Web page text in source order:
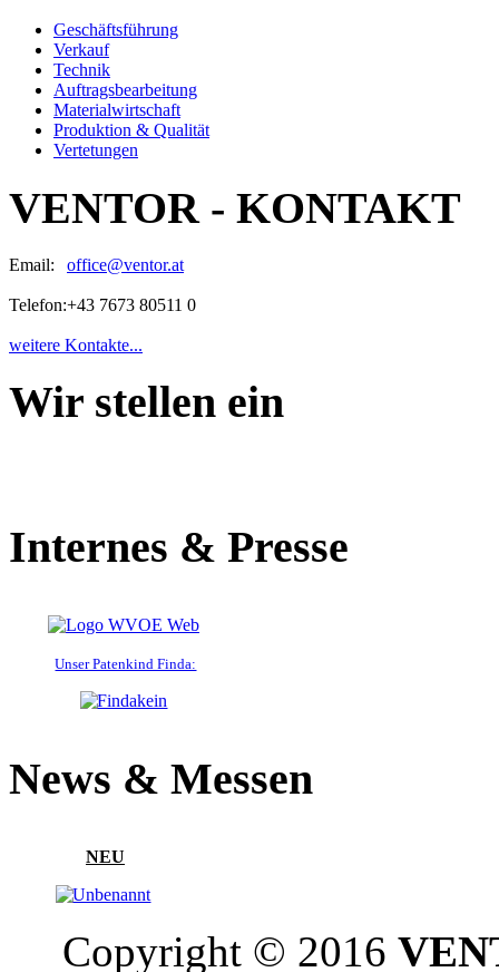
Geschäftsführung
Verkauf
Technik
Auftragsbearbeitung
Materialwirtschaft
Produktion & Qualität
Vertetungen
VENTOR - KONTAKT
Email: office@ventor.at
Telefon:+43 7673 80511 0
weitere Kontakte...
Wir stellen ein
Internes & Presse
Unser Patenkind Finda:
News & Messen
NEU
Copyright © 2016